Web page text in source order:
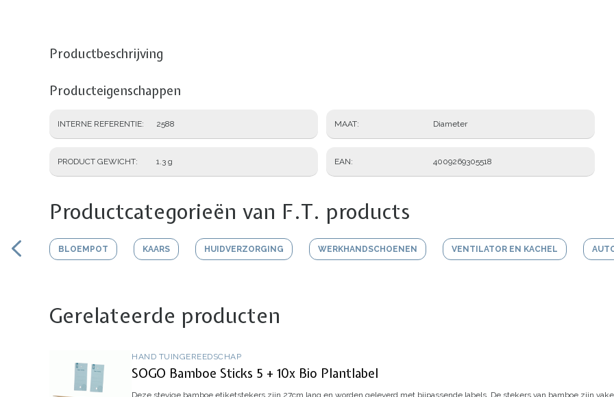
Productbeschrijving
Producteigenschappen
INTERNE REFERENTIE 2588
PRODUCT GEWICHT 1.3 g
MAAT Diameter
EAN 4009269305518
Productcategorieën van F.T. products
BLOEMPOT KAARS HUIDVERZORGING WERKHANDSCHOENEN VENTILATOR EN KACHEL
Gerelateerde producten
HAND TUINGEREEDSCHAP
SOGO Bamboe Sticks 5 + 10x Bio Plantlabel
Deze stevige bamboe etiketstekers zijn 27cm lang en worden geleverd met bijpassende labels. De stekers van bamboe zijn